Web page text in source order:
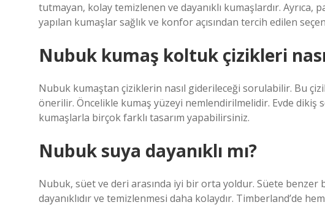
tutmayan, kolay temizlenen ve dayanıklı kumaşlardır.
yapılan kumaşlar sağlık ve konfor açısından tercih edilen
Nubuk kumaş koltuk çizikleri
Nubuk kumaştan çiziklerin nasıl giderileceği sorulabilir. Bu
önerilir. Öncelikle kumaş yüzeyi nemlendirilmelidir. Evde
kumaşlarla birçok farklı tasarım yapabilirsiniz.
Nubuk suya dayanıklı mı?
Nubuk, süet ve deri arasında iyi bir orta yoldur. Süete benzer
dayanıklıdır ve temizlenmesi daha kolaydır. Timberland’de